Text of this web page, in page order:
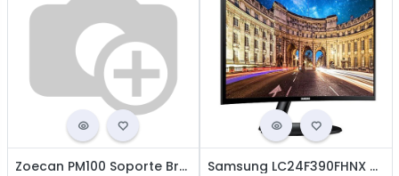
Zoecan PM100 Soporte Bracket para Monitor hasta 8Kg - Para 2*monitores de 19"-32"
Samsung LC24F390FHNX Monitor Curvo - 24" / FHD, HDMI / 1920X1080